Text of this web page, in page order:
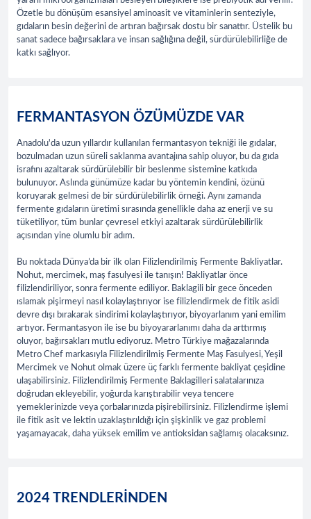
Özetle bu dönüşüm esansiyel aminoasit ve vitaminlerin senteziyle,
gıdaların besin değerini de artıran bağırsak dostu bir sanattır. Üstelik bu
sanat sadece bağırsaklara ve insan sağlığına değil, sürdürülebilirliğe de
katkı sağlıyor.
FERMANTASYON ÖZÜMÜZDE VAR
Anadolu'da uzun yıllardır kullanılan fermantasyon tekniği ile gıdalar,
bozulmadan uzun süreli saklanma avantajına sahip oluyor, bu da gıda
israfını azaltarak sürdürülebilir bir beslenme sistemine katkıda
bulunuyor. Aslında günümüze kadar bu yöntemin kendini, özünü
koruyarak gelmesi de bir sürdürülebilirlik örneği. Aynı zamanda
fermente gıdaların üretimi sırasında genellikle daha az enerji ve su
tüketiliyor, tüm bunlar çevresel etkiyi azaltarak sürdürülebilirlik
açısından yine olumlu bir adım.
Bu noktada Dünya’da bir ilk olan Filizlendirilmiş Fermente Bakliyatlar.
Nohut, mercimek, maş fasulyesi ile tanışın! Bakliyatlar önce
filizlendiriliyor, sonra fermente ediliyor. Baklagili bir gece önceden
ıslamak pişirmeyi nasıl kolaylaştırıyor ise filizlendirmek de fitik asidi
devre dışı bırakarak sindirimi kolaylaştırıyor, biyoyarlanım yani emilim
artıyor. Fermantasyon ile ise bu biyoyararlanımı daha da arttırmış
oluyor, bağırsakları mutlu ediyoruz. Metro Türkiye mağazalarında
Metro Chef markasıyla Filizlendirilmiş Fermente Maş Fasulyesi, Yeşil
Mercimek ve Nohut olmak üzere üç farklı fermente bakliyat çeşidine
ulaşabilirsiniz. Filizlendirilmiş Fermente Baklagilleri salatalarınıza
doğrudan ekleyebilir, yoğurda karıştırabilir veya tencere
yemeklerinizde veya çorbalarınızda pişirebilirsiniz. Filizlendirme işlemi
ile fitik asit ve lektin uzaklaştırıldığı için şişkinlik ve gaz problemi
yaşamayacak, daha yüksek emilim ve antioksidan sağlamış olacaksınız.
2024 TRENDLERİNDEN